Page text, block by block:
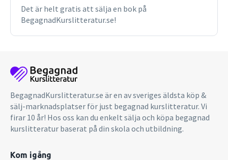
Det är helt gratis att sälja en bok på
BegagnadKurslitteratur.se!
BegagnadKurslitteratur.se är en av sveriges äldsta köp &
sälj-marknadsplatser för just begagnad kurslitteratur. Vi
firar 10 år! Hos oss kan du enkelt sälja och köpa begagnad
kurslitteratur baserat på din skola och utbildning.
Kom igång